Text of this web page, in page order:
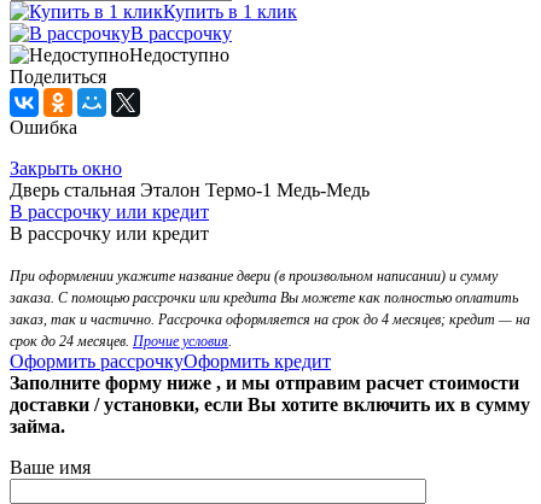
Купить в 1 клик
В рассрочку
Недоступно
Поделиться
Ошибка
Закрыть окно
Дверь стальная Эталон Термо-1 Медь-Медь
В рассрочку или кредит
В рассрочку или кредит
При оформлении укажите название двери (в произвольном написании) и сумму
заказа. С помощью рассрочки или кредита Вы можете как полностью оплатить
заказ, так и частично. Рассрочка оформляется на срок до 4 месяцев; кредит — на
срок до 24 месяцев. Прочие условия.
Оформить рассрочкуОформить кредит
Заполните форму ниже , и мы отправим расчет стоимости
доставки / установки, если Вы хотите включить их в сумму
займа.
Ваше имя